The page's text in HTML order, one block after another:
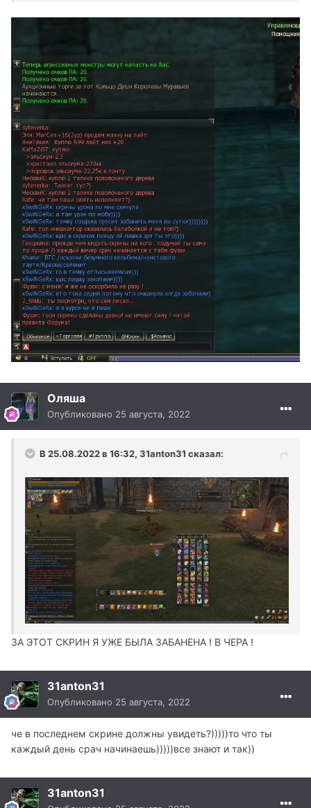
Оляша
Опубликовано 25 августа, 2022
В 25.08.2022 в 16:32, 31anton31 сказал:
ЗА ЭТОТ СКРИН Я УЖЕ БЫЛА ЗАБАНЕНА ! В ЧЕРА !
31anton31
Опубликовано 25 августа, 2022
че в последнем скрине должны увидеть?)))))то что ты
каждый день срач начинаешь)))))все знают и так))
31anton31